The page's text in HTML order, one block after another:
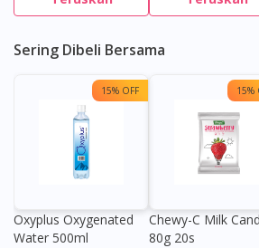
Sering Dibeli Bersama
15% OFF
Oxyplus Oxygenated
Water 500ml
15%
Chewy-C Milk
80g 20s